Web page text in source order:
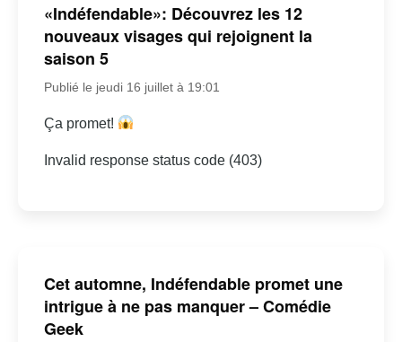
«Indéfendable»: Découvrez les 12
nouveaux visages qui rejoignent la
saison 5
Publié le jeudi 16 juillet à 19:01
Ça promet!
Invalid response status code (403)
Cet automne, Indéfendable promet une
intrigue à ne pas manquer – Comédie
Geek